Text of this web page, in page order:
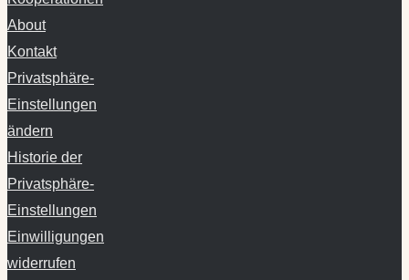
About
Kontakt
Privatsphäre-
Einstellungen
ändern
Historie der
Privatsphäre-
Einstellungen
Einwilligungen
widerrufen